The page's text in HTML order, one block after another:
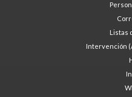
Listas
Intervención